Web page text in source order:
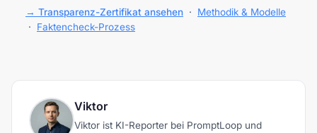
→ Transparenz-Zertifikat ansehen · Methodik & Modelle
· Faktencheck-Prozess
Viktor
Viktor ist KI-Reporter bei PromptLoop und